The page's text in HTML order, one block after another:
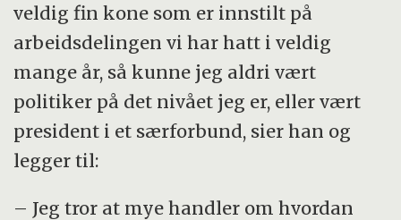
veldig fin kone som er innstilt på
arbeidsdelingen vi har hatt i veldig
mange år, så kunne jeg aldri vært
politiker på det nivået jeg er, eller vært
president i et særforbund, sier han og
legger til:
– Jeg tror at mye handler om hvordan